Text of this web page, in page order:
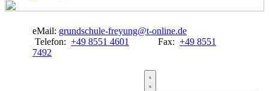
eMail: grundschule-freyung@t-online.de
Telefon: +49 8551 4601 Fax: +49 8551
7492